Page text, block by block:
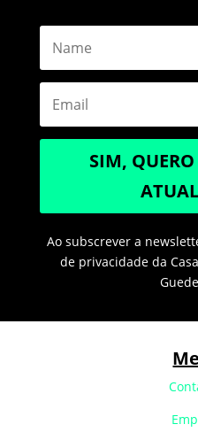
SIM,
Ao subscrever a
de privacidade da